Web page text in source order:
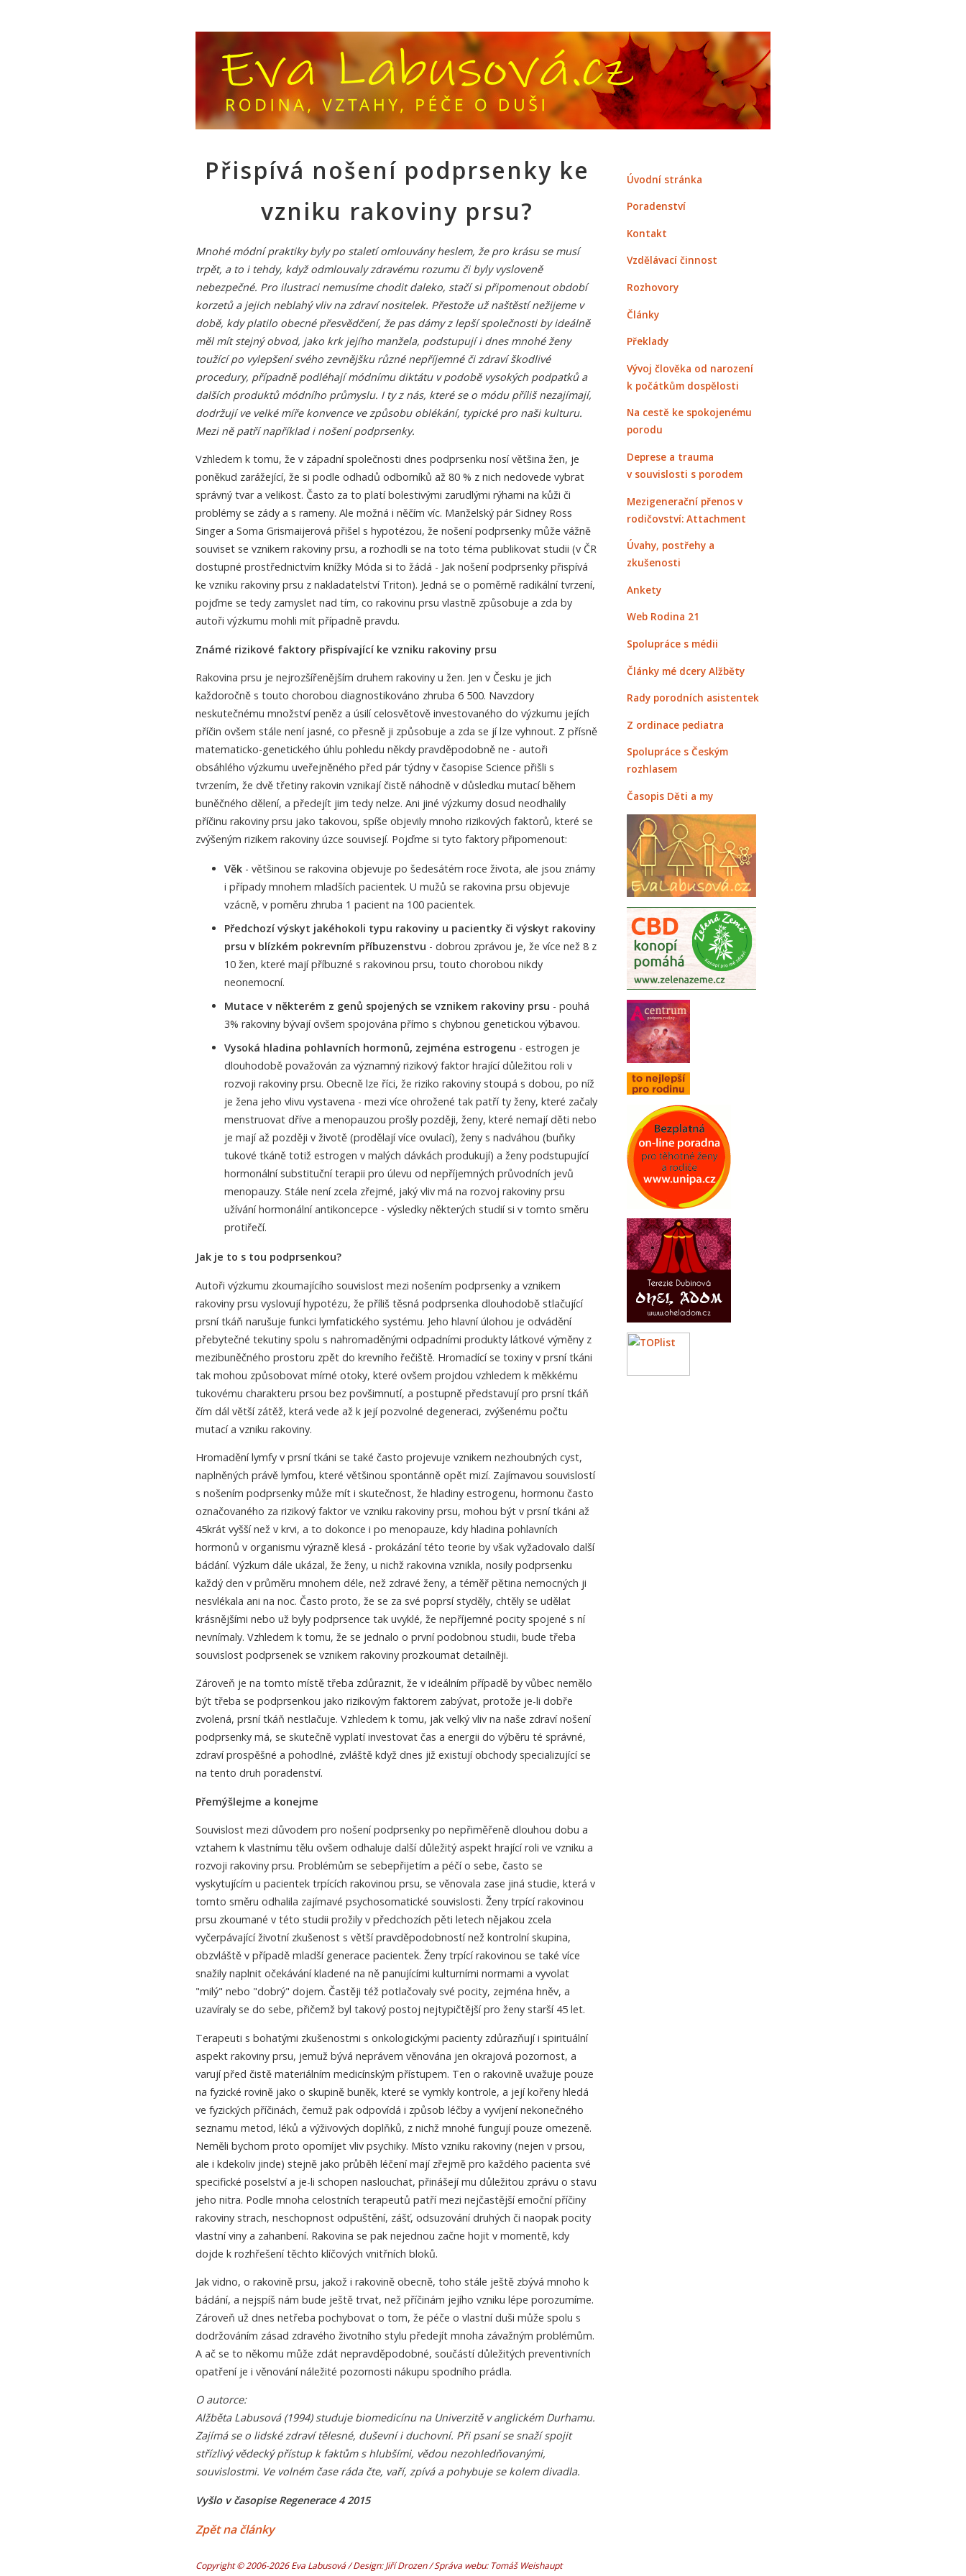
Přispívá nošení podprsenky ke
vzniku rakoviny prsu?
Mnohé módní praktiky byly po staletí omlouvány heslem, že pro krásu se musí
trpět, a to i tehdy, když odmlouvaly zdravému rozumu či byly vysloveně
nebezpečné. Pro ilustraci nemusíme chodit daleko, stačí si připomenout období
korzetů a jejich neblahý vliv na zdraví nositelek. Přestože už naštěstí nežijeme v
době, kdy platilo obecné přesvědčení, že pas dámy z lepší společnosti by ideálně
měl mít stejný obvod, jako krk jejího manžela, podstupují i dnes mnohé ženy
toužící po vylepšení svého zevnějšku různé nepříjemné či zdraví škodlivé
procedury, případně podléhají módnímu diktátu v podobě vysokých podpatků a
dalších produktů módního průmyslu. I ty z nás, které se o módu příliš nezajímají,
dodržují ve velké míře konvence ve způsobu oblékání, typické pro naši kulturu.
Mezi ně patří například i nošení podprsenky.
Vzhledem k tomu, že v západní společnosti dnes podprsenku nosí většina žen, je
poněkud zarážející, že si podle odhadů odborníků až 80 % z nich nedovede vybrat
správný tvar a velikost. Často za to platí bolestivými zarudlými rýhami na kůži či
problémy se zády a s rameny. Ale možná i něčím víc. Manželský pár Sidney Ross
Singer a Soma Grismaijerová přišel s hypotézou, že nošení podprsenky může vážně
souviset se vznikem rakoviny prsu, a rozhodli se na toto téma publikovat studii (v ČR
dostupné prostřednictvím knížky Móda si to žádá - Jak nošení podprsenky přispívá
ke vzniku rakoviny prsu z nakladatelství Triton). Jedná se o poměrně radikální tvrzení,
pojďme se tedy zamyslet nad tím, co rakovinu prsu vlastně způsobuje a zda by
autoři výzkumu mohli mít případně pravdu.
Známé rizikové faktory přispívající ke vzniku rakoviny prsu
Rakovina prsu je nejrozšířenějším druhem rakoviny u žen. Jen v Česku je jich
každoročně s touto chorobou diagnostikováno zhruba 6 500. Navzdory
neskutečnému množství peněz a úsilí celosvětově investovaného do výzkumu jejích
příčin ovšem stále není jasné, co přesně ji způsobuje a zda se jí lze vyhnout. Z přísně
matematicko-genetického úhlu pohledu někdy pravděpodobně ne - autoři
obsáhlého výzkumu uveřejněného před pár týdny v časopise Science přišli s
tvrzením, že dvě třetiny rakovin vznikají čistě náhodně v důsledku mutací během
buněčného dělení, a předejít jim tedy nelze. Ani jiné výzkumy dosud neodhalily
příčinu rakoviny prsu jako takovou, spíše objevily mnoho rizikových faktorů, které se
zvýšeným rizikem rakoviny úzce souvisejí. Pojďme si tyto faktory připomenout:
Věk - většinou se rakovina objevuje po šedesátém roce života, ale jsou známy
i případy mnohem mladších pacientek. U mužů se rakovina prsu objevuje
vzácně, v poměru zhruba 1 pacient na 100 pacientek.
Předchozí výskyt jakéhokoli typu rakoviny u pacientky či výskyt rakoviny
prsu v blízkém pokrevním příbuzenstvu - dobrou zprávou je, že více než 8 z
10 žen, které mají příbuzné s rakovinou prsu, touto chorobou nikdy
neonemocní.
Mutace v některém z genů spojených se vznikem rakoviny prsu - pouhá
3% rakoviny bývají ovšem spojována přímo s chybnou genetickou výbavou.
Vysoká hladina pohlavních hormonů, zejména estrogenu - estrogen je
dlouhodobě považován za významný rizikový faktor hrající důležitou roli v
rozvoji rakoviny prsu. Obecně lze říci, že riziko rakoviny stoupá s dobou, po níž
je žena jeho vlivu vystavena - mezi více ohrožené tak patří ty ženy, které začaly
menstruovat dříve a menopauzou prošly později, ženy, které nemají děti nebo
je mají až později v životě (prodělají více ovulací), ženy s nadváhou (buňky
tukové tkáně totiž estrogen v malých dávkách produkují) a ženy podstupující
hormonální substituční terapii pro úlevu od nepříjemných průvodních jevů
menopauzy. Stále není zcela zřejmé, jaký vliv má na rozvoj rakoviny prsu
užívání hormonální antikoncepce - výsledky některých studií si v tomto směru
protiřečí.
Jak je to s tou podprsenkou?
Autoři výzkumu zkoumajícího souvislost mezi nošením podprsenky a vznikem
rakoviny prsu vyslovují hypotézu, že příliš těsná podprsenka dlouhodobě stlačující
prsní tkáň narušuje funkci lymfatického systému. Jeho hlavní úlohou je odvádění
přebytečné tekutiny spolu s nahromaděnými odpadními produkty látkové výměny z
mezibuněčného prostoru zpět do krevního řečiště. Hromadící se toxiny v prsní tkáni
tak mohou způsobovat mírné otoky, které ovšem projdou vzhledem k měkkému
tukovému charakteru prsou bez povšimnutí, a postupně představují pro prsní tkáň
čím dál větší zátěž, která vede až k její pozvolné degeneraci, zvýšenému počtu
mutací a vzniku rakoviny.
Hromadění lymfy v prsní tkáni se také často projevuje vznikem nezhoubných cyst,
naplněných právě lymfou, které většinou spontánně opět mizí. Zajímavou souvislostí
s nošením podprsenky může mít i skutečnost, že hladiny estrogenu, hormonu často
označovaného za rizikový faktor ve vzniku rakoviny prsu, mohou být v prsní tkáni až
45krát vyšší než v krvi, a to dokonce i po menopauze, kdy hladina pohlavních
hormonů v organismu výrazně klesá - prokázání této teorie by však vyžadovalo další
bádání. Výzkum dále ukázal, že ženy, u nichž rakovina vznikla, nosily podprsenku
každý den v průměru mnohem déle, než zdravé ženy, a téměř pětina nemocných ji
nesvlékala ani na noc. Často proto, že se za své poprsí styděly, chtěly se udělat
krásnějšími nebo už byly podprsence tak uvyklé, že nepříjemné pocity spojené s ní
nevnímaly. Vzhledem k tomu, že se jednalo o první podobnou studii, bude třeba
souvislost podprsenek se vznikem rakoviny prozkoumat detailněji.
Zároveň je na tomto místě třeba zdůraznit, že v ideálním případě by vůbec nemělo
být třeba se podprsenkou jako rizikovým faktorem zabývat, protože je-li dobře
zvolená, prsní tkáň nestlačuje. Vzhledem k tomu, jak velký vliv na naše zdraví nošení
podprsenky má, se skutečně vyplatí investovat čas a energii do výběru té správné,
zdraví prospěšné a pohodlné, zvláště když dnes již existují obchody specializující se
na tento druh poradenství.
Přemýšlejme a konejme
Souvislost mezi důvodem pro nošení podprsenky po nepřiměřeně dlouhou dobu a
vztahem k vlastnímu tělu ovšem odhaluje další důležitý aspekt hrající roli ve vzniku a
rozvoji rakoviny prsu. Problémům se sebepřijetím a péčí o sebe, často se
vyskytujícím u pacientek trpících rakovinou prsu, se věnovala zase jiná studie, která v
tomto směru odhalila zajímavé psychosomatické souvislosti. Ženy trpící rakovinou
prsu zkoumané v této studii prožily v předchozích pěti letech nějakou zcela
vyčerpávající životní zkušenost s větší pravděpodobností než kontrolní skupina,
obzvláště v případě mladší generace pacientek. Ženy trpící rakovinou se také více
snažily naplnit očekávání kladené na ně panujícími kulturními normami a vyvolat
"milý" nebo "dobrý" dojem. Častěji též potlačovaly své pocity, zejména hněv, a
uzavíraly se do sebe, přičemž byl takový postoj nejtypičtější pro ženy starší 45 let.
Terapeuti s bohatými zkušenostmi s onkologickými pacienty zdůrazňují i spirituální
aspekt rakoviny prsu, jemuž bývá neprávem věnována jen okrajová pozornost, a
varují před čistě materiálním medicínským přístupem. Ten o rakovině uvažuje pouze
na fyzické rovině jako o skupině buněk, které se vymkly kontrole, a její kořeny hledá
ve fyzických příčinách, čemuž pak odpovídá i způsob léčby a vyvíjení nekonečného
seznamu metod, léků a výživových doplňků, z nichž mnohé fungují pouze omezeně.
Neměli bychom proto opomíjet vliv psychiky. Místo vzniku rakoviny (nejen v prsou,
ale i kdekoliv jinde) stejně jako průběh léčení mají zřejmě pro každého pacienta své
specifické poselství a je-li schopen naslouchat, přinášejí mu důležitou zprávu o stavu
jeho nitra. Podle mnoha celostních terapeutů patří mezi nejčastější emoční příčiny
rakoviny strach, neschopnost odpuštění, zášť, odsuzování druhých či naopak pocity
vlastní viny a zahanbení. Rakovina se pak nejednou začne hojit v momentě, kdy
dojde k rozhřešení těchto klíčových vnitřních bloků.
Jak vidno, o rakovině prsu, jakož i rakovině obecně, toho stále ještě zbývá mnoho k
bádání, a nejspíš nám bude ještě trvat, než příčinám jejího vzniku lépe porozumíme.
Zároveň už dnes netřeba pochybovat o tom, že péče o vlastní duši může spolu s
dodržováním zásad zdravého životního stylu předejít mnoha závažným problémům.
A ač se to někomu může zdát nepravděpodobné, součástí důležitých preventivních
opatření je i věnování náležité pozornosti nákupu spodního prádla.
O autorce:
Alžběta Labusová (1994) studuje biomedicínu na Univerzitě v anglickém Durhamu.
Zajímá se o lidské zdraví tělesné, duševní i duchovní. Při psaní se snaží spojit
střízlivý vědecký přístup k faktům s hlubšími, vědou nezohledňovanými,
souvislostmi. Ve volném čase ráda čte, vaří, zpívá a pohybuje se kolem divadla.
Vyšlo v časopise Regenerace 4 2015
Zpět na články
Úvodní stránka
Poradenství
Kontakt
Vzdělávací činnost
Rozhovory
Články
Překlady
Vývoj člověka od narození
k počátkům dospělosti
Na cestě ke spokojenému
porodu
Deprese a trauma
v souvislosti s porodem
Mezigenerační přenos v
rodičovství: Attachment
Úvahy, postřehy a
zkušenosti
Ankety
Web Rodina 21
Spolupráce s médii
Články mé dcery Alžběty
Rady porodních asistentek
Z ordinace pediatra
Spolupráce s Českým
rozhlasem
Časopis Děti a my
Copyright © 2006-2026 Eva Labusová / Design: Jiří Drozen / Správa webu: Tomáš Weishaupt